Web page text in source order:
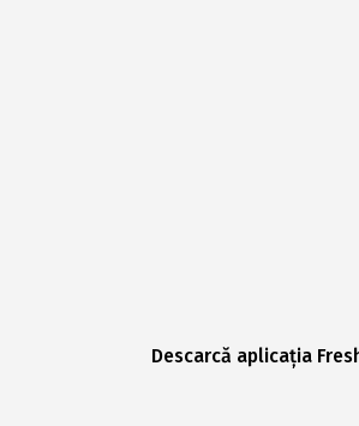
Descarcă aplicația